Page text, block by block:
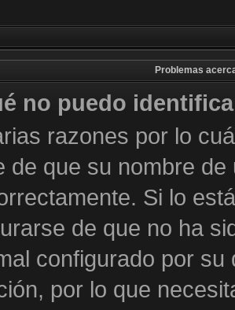
Problemas
no puedo
razones por lo
de que su nombre
Si lo
de que no ha
configurado por
por lo que